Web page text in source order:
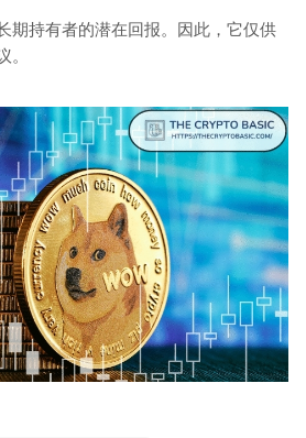
期持有者的潜在回报。因此，它仅供